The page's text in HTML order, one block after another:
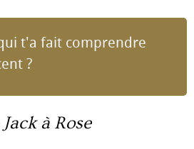
t'a fait comprendre
?
Jack à Rose